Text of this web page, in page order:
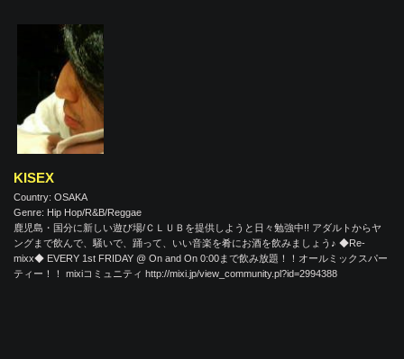
KISEX
Country: OSAKA
Genre: Hip Hop/R&B/Reggae
鹿児島・国分に新しい遊び場/ＣＬＵＢを提供しようと日々勉強中!! アダルトからヤ
ングまで飲んで、騒いで、踊って、いい音楽を肴にお酒を飲みましょう♪ ◆Re-
mixx◆ EVERY 1st FRIDAY @ On and On 0:00まで飲み放題！！オールミックスパー
ティー！！ mixiコミュニティ http://mixi.jp/view_community.pl?id=2994388